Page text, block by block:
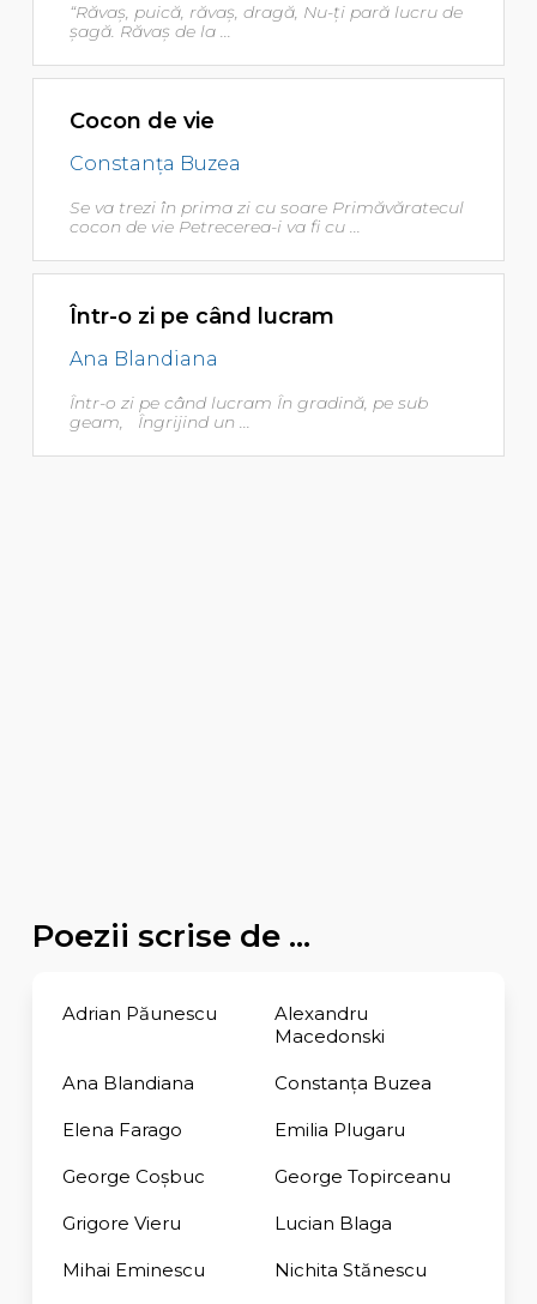
“Răvaş, puică, răvaş, dragă, Nu-ţi pară lucru de
şagă. Răvaş de la ...
Cocon de vie
Constanţa Buzea
Se va trezi în prima zi cu soare Primăvăratecul
cocon de vie Petrecerea-i va fi cu ...
Într-o zi pe când lucram
Ana Blandiana
Într-o zi pe când lucram În gradină, pe sub
geam, Îngrijind un ...
Poezii scrise de ...
Adrian Păunescu
Alexandru
Macedonski
Ana Blandiana Constanţa Buzea
Elena Farago Emilia Plugaru
George Coşbuc George Topirceanu
Grigore Vieru Lucian Blaga
Mihai Eminescu Nichita Stănescu